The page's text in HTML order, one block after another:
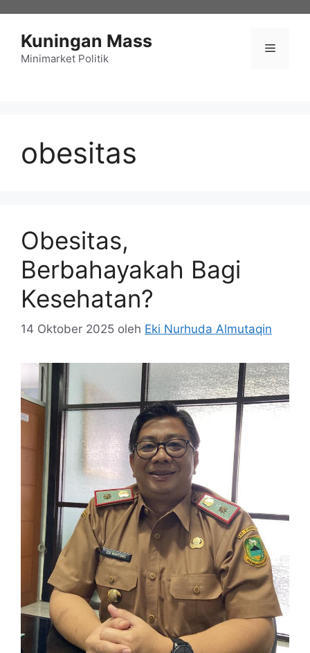
Kuningan Mass
Minimarket Politik
Menu
obesitas
Obesitas,
Berbahayakah Bagi
Kesehatan?
14 Oktober 2025 oleh Eki Nurhuda Almutaqin